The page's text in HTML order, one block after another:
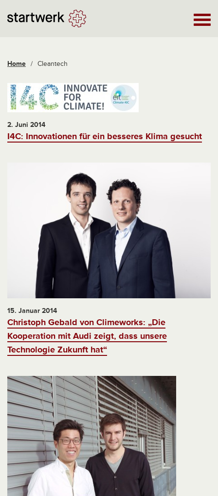
Home / Cleantech
2. Juni 2014
I4C: Innovationen für ein besseres Klima gesucht
15. Januar 2014
Christoph Gebald von Climeworks: „Die
Kooperation mit Audi zeigt, dass unsere
Technologie Zukunft hat“